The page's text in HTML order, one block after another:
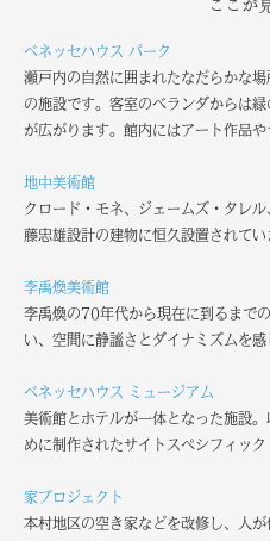
ここが
ベネッセハウス パーク
瀬戸内の自然に囲まれたなだらかな
の施設です。客室のベランダからは
が広がります。館内にはアート作品や
地中美術館
クロード・モネ、ジェームズ・タレ
藤忠雄設計の建物に恒久設置されてい
李禹煥美術館
李禹煥の70年代から現在に到るまで
い、空間に静謐さとダイナミズムを感
ベネッセハウス ミュージアム
美術館とホテルが一体となった施設
めに制作されたサイトスペシフィッ
家プロジェクト
本村地区の空き家などを改修し、人